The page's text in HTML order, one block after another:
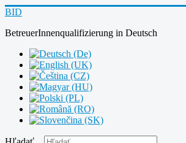
BID
BetreuerInnenqualifizierung in Deutsch